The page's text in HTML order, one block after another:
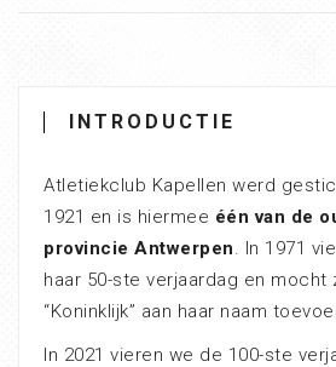
INTRODUCTIE
Atletiekclub Kapellen werd
1921 en is hiermee één van de
provincie Antwerpen. In 1971
haar 50-ste verjaardag en mocht
“Koninklijk” aan haar naam
In 2021 vieren we de 100-ste